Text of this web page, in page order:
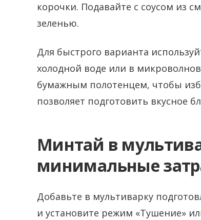
корочки. Подавайте с соусом из
зеленью.
Для быстрого варианта
холодной воде или в
бумажным полотенцем, чтобы
позволяет подготовить вкусное
Минтай в
минимальные
Добавьте в мультиварку
и установите режим «Тушение»